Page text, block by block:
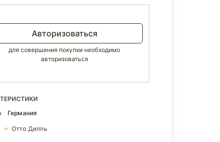
Авторизоваться
для совершения покупки необходимо
авторизоваться
Германия
Отто Дилль